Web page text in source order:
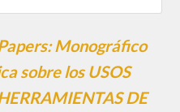
Monográfico
sobre los USOS
DE